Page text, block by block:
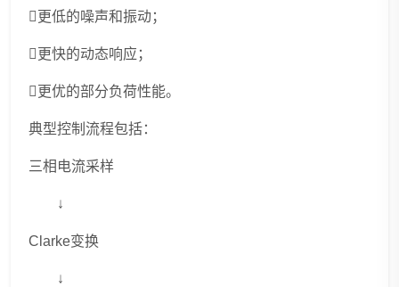
更低的噪声和振动；
更快的动态响应；
更优的部分负荷性能。
典型控制流程包括：
三相电流采样
↓
Clarke变换
↓